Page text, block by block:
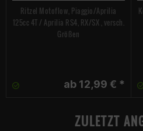
Ritzel Motoflow, Piaggio/Aprilia
125cc 4T / Aprilia RS4, RX/SX , versch.
Größen
ab 12,99 € *
ZULETZT